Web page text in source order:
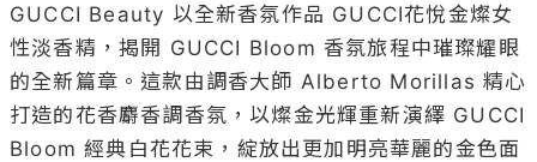
GUCCI Beauty 以全新香氛作品 GUCCI花悅金燦女
性淡香精，揭開 GUCCI Bloom 香氛旅程中璀璨耀眼
的全新篇章。這款由調香大師 Alberto Morillas 精心
打造的花香麝香調香氛，以燦金光輝重新演繹 GUCCI
Bloom 經典白花花束，綻放出更加明亮華麗的金色面